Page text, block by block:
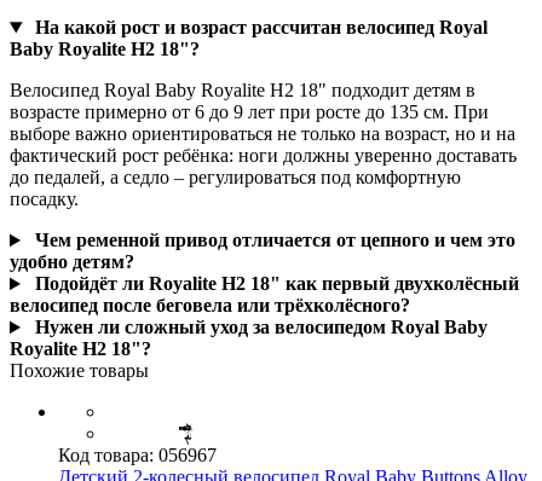
На какой рост и возраст рассчитан велосипед Royal
Baby Royalite H2 18"?
Велосипед Royal Baby Royalite H2 18" подходит детям в
возрасте примерно от 6 до 9 лет при росте до 135 см. При
выборе важно ориентироваться не только на возраст, но и на
фактический рост ребёнка: ноги должны уверенно доставать
до педалей, а седло – регулироваться под комфортную
посадку.
Чем ременной привод отличается от цепного и чем это
удобно детям?
Подойдёт ли Royalite H2 18" как первый двухколёсный
велосипед после беговела или трёхколёсного?
Нужен ли сложный уход за велосипедом Royal Baby
Royalite H2 18"?
Похожие товары
Код товара: 056967